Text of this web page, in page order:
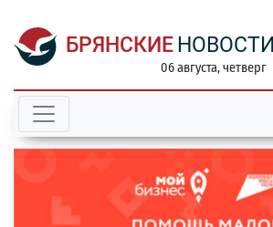
БРЯНСКИЕ НОВОСТИ
06 августа, четверг